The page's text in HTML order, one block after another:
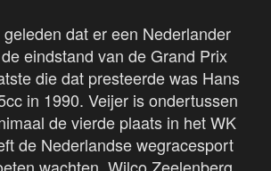
dat er een Nederlander
eindstand van de Grand Prix
die dat presteerde was Hans
in 1990. Veijer is ondertussen
de vierde plaats in het WK
de Nederlandse wegracesport